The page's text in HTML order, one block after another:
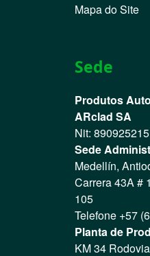
Mapa do Site
Sede
Produtos
ARclad SA
Nit:
Sede
Medellín,
Carrera 43A #
105
Telefone +57
Planta de
KM 34